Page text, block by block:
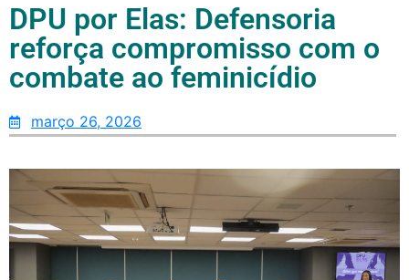
DPU por Elas: Defensoria
reforça compromisso com o
combate ao feminicídio
março 26, 2026